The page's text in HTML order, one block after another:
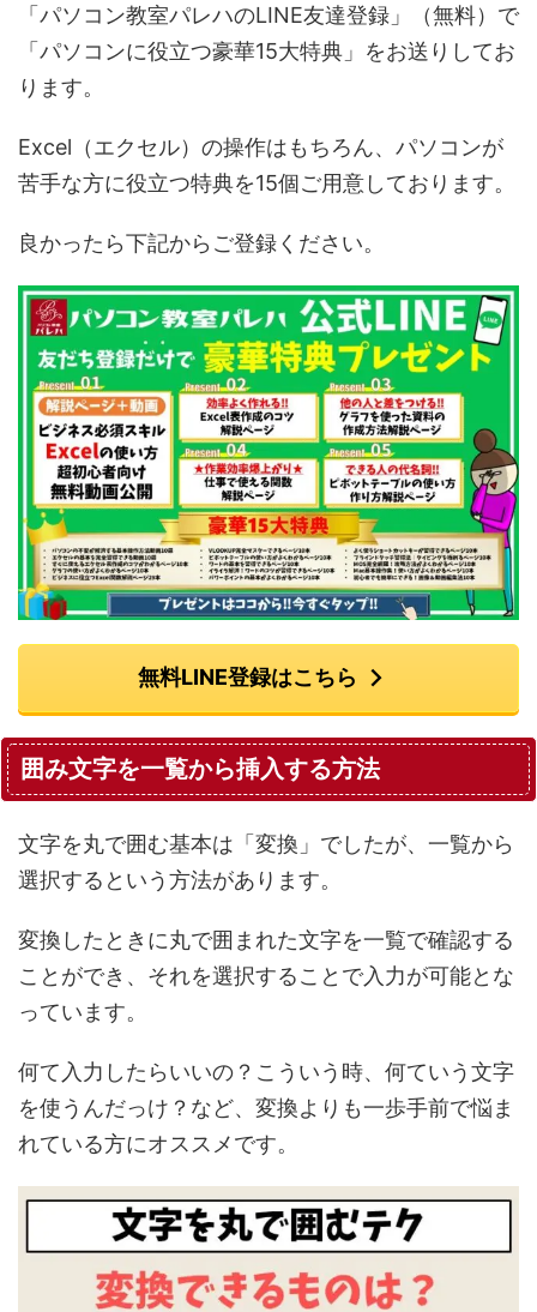
「パソコン教室パレハのLINE友達登録」（無料）で
「パソコンに役立つ豪華15大特典」をお送りしてお
ります。
Excel（エクセル）の操作はもちろん、パソコンが
苦手な方に役立つ特典を15個ご用意しております。
良かったら下記からご登録ください。
無料LINE登録はこちら
囲み文字を一覧から挿入する方法
文字を丸で囲む基本は「変換」でしたが、一覧から
選択するという方法があります。
変換したときに丸で囲まれた文字を一覧で確認する
ことができ、それを選択することで入力が可能とな
っています。
何て入力したらいいの？こういう時、何ていう文字
を使うんだっけ？など、変換よりも一歩手前で悩ま
れている方にオススメです。